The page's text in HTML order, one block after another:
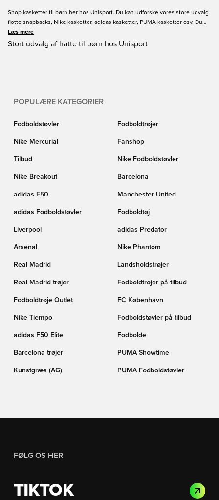
Shop kasketter til børn her hos Unisport. Du kan udforske vores store udvalg
flotte snapbacks, Nike kasketter, adidas kasketter, PUMA kasketter osv. Du
kan finde kasketter i mange forskellige styles og størrelser til børn. Kasketten
vil se godt ud i ethvert barns garderobe, så det er værd at tage et kig på
Læs mere
Stort udvalg af hatte til børn hos Unisport
POPULÆRE KATEGORIER
Fodboldstøvler Fodboldtrøjer
Nike Mercurial Fanshop
Tilbud Nike Fodboldstøvler
Nike Breakout Barcelona
adidas F50 Manchester United
adidas Fodboldstøvler Fodboldtøj
Liverpool adidas Predator
Arsenal Nike Phantom
Real Madrid Landsholdstrøjer
Real Madrid trøjer Fodboldtrøjer på tilbud
Fodboldtrøje Outlet FC København
Nike Tiempo Fodboldstøvler på tilbud
adidas F50 Elite Fodbolde
Barcelona trøjer PUMA Showtime
Kunstgræs (AG) PUMA Fodboldstøvler
FØLG OS HER
TIKTOK